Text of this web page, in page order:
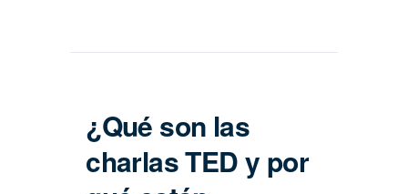
¿Qué son las
charlas TED y por